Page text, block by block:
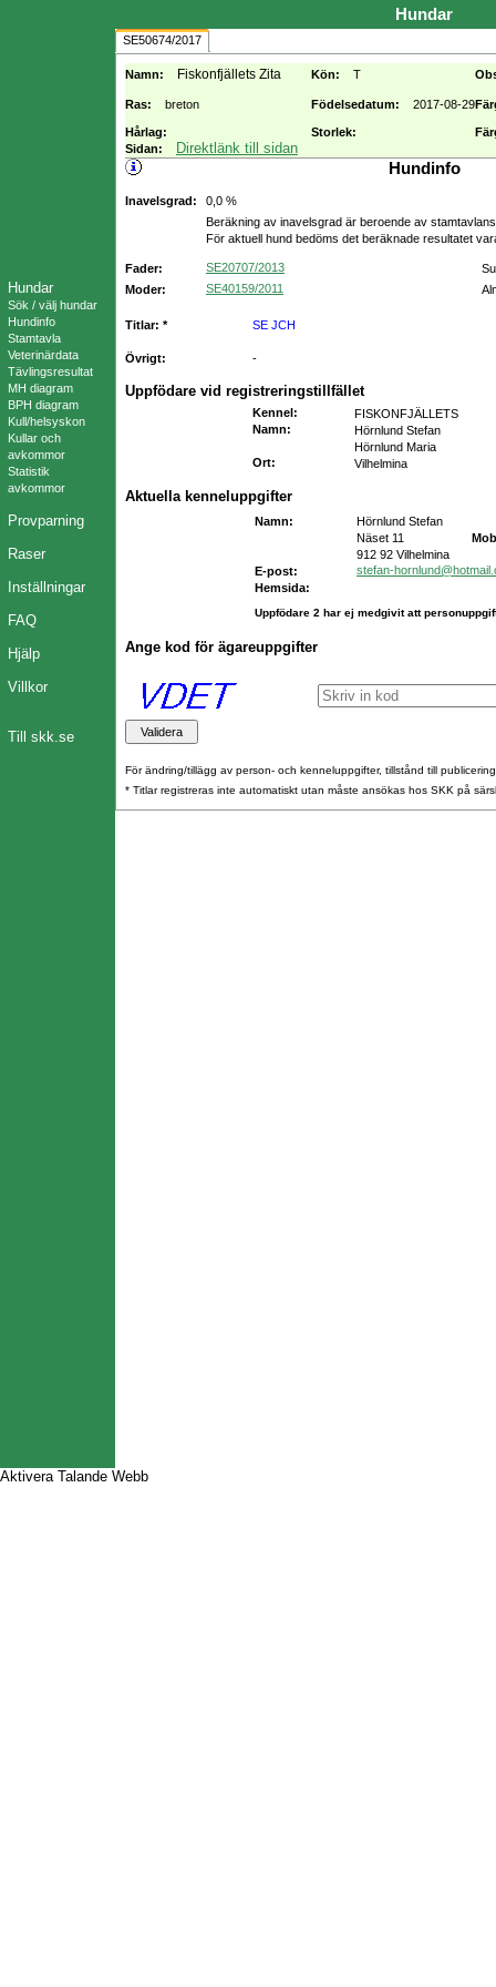
Hundar
Sök / välj hundar
Hundinfo
Stamtavla
Veterinärdata
Tävlingsresultat
MH diagram
BPH diagram
Kull/helsyskon
Kullar och
avkommor
Statistik
avkommor
Provparning
Raser
Inställningar
FAQ
Hjälp
Villkor
Till skk.se
Hundar
SE50674/2017
Namn: Fiskonfjällets Zita Kön: T
Ras: breton Födelsedatum: 2017-08-29
Hårlag: Storlek:
Sidan:
Direktlänk till sidan
Hundinfo
Inavelsgrad:
0,0 %
Beräkning av inavelsgrad är beroende av
För aktuell hund bedöms det beräknade resultatet
Fader: SE20707/2013
Moder:
SE40159/2011
Titlar: * SE JCH
Övrigt: -
Uppfödare vid registreringstillfället
Kennel :
FISKONFJÄLLETS
Namn:
Hörnlund Stefan
Hörnlund Maria
Ort: Vilhelmina
Aktuella kenneluppgifter
Namn:
Hörnlund Stefan
Näset 11
912 92 Vilhelmina
E-post:
stefan-
Hemsida:
Uppfödare 2 har ej medgivit att
Ange kod för ägareuppgifter
För ändring/tillägg av person- och kenneluppgifter, tillstånd till
* Titlar registreras inte automatiskt utan måste ansökas hos SKK på
Aktivera Talande Webb